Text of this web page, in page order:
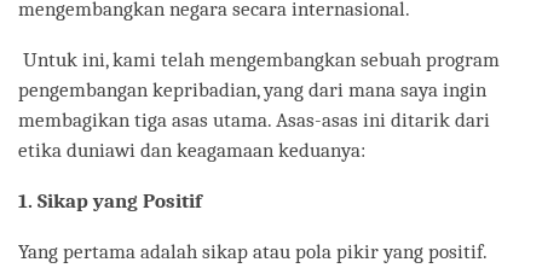
mengembangkan negara secara internasional.
Untuk ini, kami telah mengembangkan sebuah program
pengembangan kepribadian, yang dari mana saya ingin
membagikan tiga asas utama. Asas-asas ini ditarik dari
etika duniawi dan keagamaan keduanya:
1. Sikap yang Positif
Yang pertama adalah sikap atau pola pikir yang positif.